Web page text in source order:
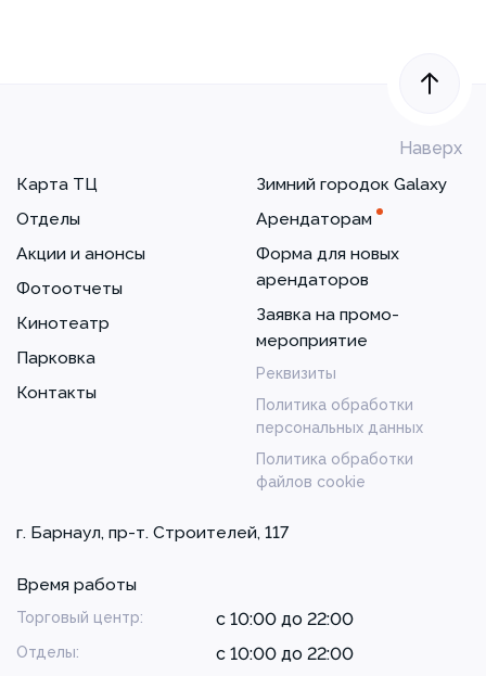
Наверх
Карта ТЦ
Отделы
Акции и анонсы
Фотоотчеты
Кинотеатр
Парковка
Контакты
Зимний городок Galaxy
Арендаторам
Форма для новых
арендаторов
Заявка на промо-
мероприятие
Реквизиты
Политика обработки
персональных данных
Политика обработки
файлов cookie
г. Барнаул, пр-т. Строителей, 117
Время работы
Торговый центр: с 10:00 до 22:00
Отделы: с 10:00 до 22:00